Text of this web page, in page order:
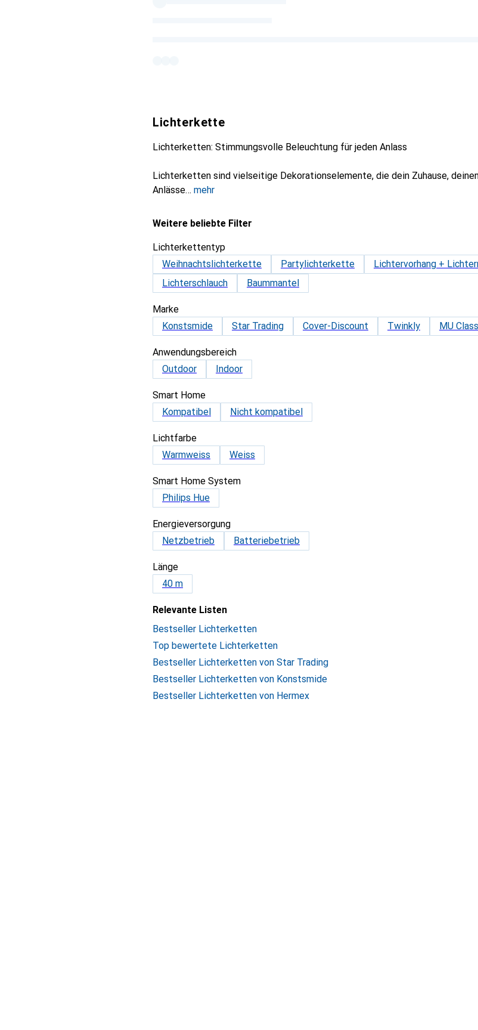
Lichterkette
Lichterketten: Stimmungsvolle Beleuchtung für jeden Anlass
Lichterketten sind vielseitige Dekorationselemente, die dein Zuhause,
Anlässe
mehr
Weitere beliebte Filter
Lichterkettentyp
Weihnachtslichterkette
Partylichterkette Lichtervorhang +
Lichterschlauch
Baummantel
Marke
Konstsmide
Star Trading Cover-Discount Twinkly MU
Anwendungsbereich
Outdoor
Indoor
Smart Home
Kompatibel
Nicht kompatibel
Lichtfarbe
Warmweiss
Weiss
Smart Home System
Philips Hue
Energieversorgung
Netzbetrieb
Batteriebetrieb
Länge
40 m
Relevante Listen
Bestseller Lichterketten
Top bewertete Lichterketten
Bestseller Lichterketten von Star Trading
Bestseller Lichterketten von Konstsmide
Bestseller Lichterketten von Hermex